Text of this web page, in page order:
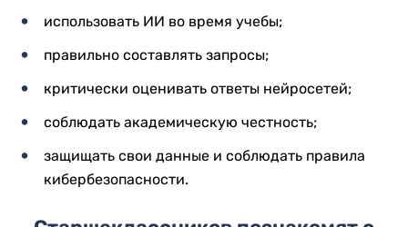
использовать ИИ во время учебы;
правильно составлять запросы;
критически оценивать ответы нейросетей;
соблюдать академическую честность;
защищать свои данные и соблюдать правила
кибербезопасности.